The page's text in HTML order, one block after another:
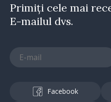
Primiți cele mai
E-mailul dvs.
Facebook